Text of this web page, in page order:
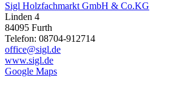
Sigl Holzfachmarkt GmbH & Co.KG
Linden 4
84095 Furth
Telefon: 08704-912714
office@sigl.de
www.sigl.de
Google Maps